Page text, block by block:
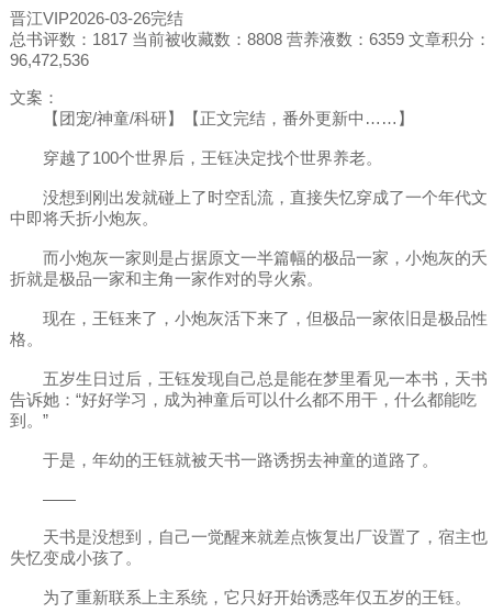
晋江VIP2026-03-26完结
总书评数：1817 当前被收藏数：8808 营养液数：6359 文章积分：
96,472,536
文案：
【团宠/神童/科研】【正文完结，番外更新中……】
穿越了100个世界后，王钰决定找个世界养老。
没想到刚出发就碰上了时空乱流，直接失忆穿成了一个年代文
中即将夭折小炮灰。
而小炮灰一家则是占据原文一半篇幅的极品一家，小炮灰的夭
折就是极品一家和主角一家作对的导火索。
现在，王钰来了，小炮灰活下来了，但极品一家依旧是极品性
格。
五岁生日过后，王钰发现自己总是能在梦里看见一本书，天书
告诉她：“好好学习，成为神童后可以什么都不用干，什么都能吃
到。”
于是，年幼的王钰就被天书一路诱拐去神童的道路了。
——
天书是没想到，自己一觉醒来就差点恢复出厂设置了，宿主也
失忆变成小孩了。
为了重新联系上主系统，它只好开始诱惑年仅五岁的王钰。